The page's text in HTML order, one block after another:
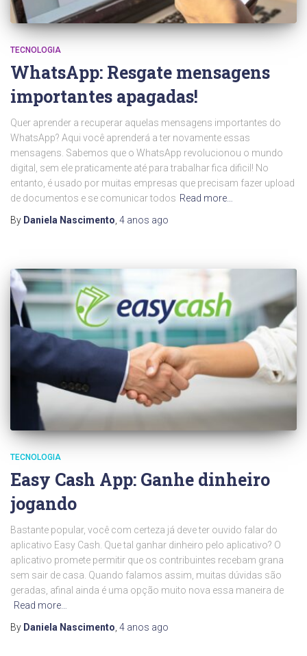
TECNOLOGIA
WhatsApp: Resgate mensagens
importantes apagadas!
Quer aprender a recuperar aquelas mensagens importantes do
WhatsApp? Aqui você aprenderá a ter novamente essas
mensagens. Sabemos que o WhatsApp revolucionou o mundo
digital, sem ele praticamente até para trabalhar fica dificil! No
entanto, é usado por muitas empresas que precisam fazer upload
de documentos e se comunicar todos Read more…
By Daniela Nascimento 4 anos ago
TECNOLOGIA
Easy Cash App: Ganhe dinheiro
jogando
Bastante popular, você com certeza já deve ter ouvido falar do
aplicativo Easy Cash. Que tal ganhar dinheiro pelo aplicativo? O
aplicativo promete permitir que os contribuintes recebam grana
sem sair de casa. Quando falamos assim, muitas dúvidas são
geradas, afinal ainda é uma opção muito nova essa maneira de
Read more…
By Daniela Nascimento 4 anos ago